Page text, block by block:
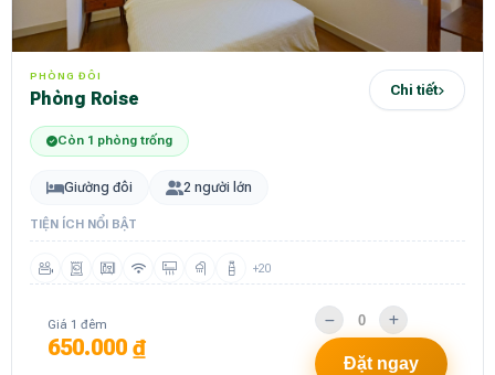
PHÒNG ĐÔI
Phòng Roise Chi tiết
Còn 1 phòng trống
Giường đôi 2 người lớn
TIỆN ÍCH NỔI BẬT
+20
Giá 1 đêm
650.000 ₫
Đặt ngay